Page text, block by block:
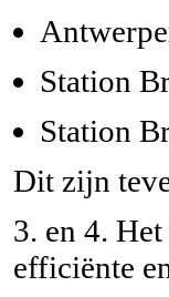
Station
Station
Dit zijn
3. en 4.
efficiënte